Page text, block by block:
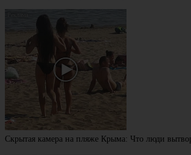
Скрытая камера на пляже Крыма: Что люди